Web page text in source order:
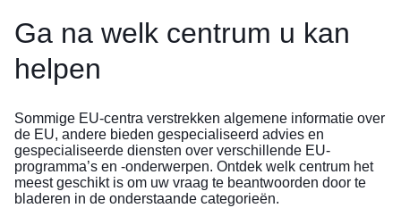
Ga na welk centrum u kan
helpen
Sommige EU-centra verstrekken algemene informatie over
de EU, andere bieden gespecialiseerd advies en
gespecialiseerde diensten over verschillende EU-
programma’s en -onderwerpen. Ontdek welk centrum het
meest geschikt is om uw vraag te beantwoorden door te
bladeren in de onderstaande categorieën.